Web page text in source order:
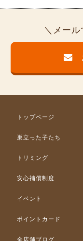
メー
トップページ
巣立った子たち
トリミング
安心補償制度
イベント
ポイントカード
全店舗ブログ